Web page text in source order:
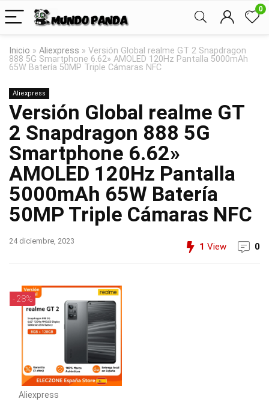
0
Inicio » Aliexpress » Versión Global realme GT 2 Snapdragon
888 5G Smartphone 6.62» AMOLED 120Hz Pantalla 5000mAh
65W Batería 50MP Triple Cámaras NFC
Aliexpress
Versión Global realme GT
2 Snapdragon 888 5G
Smartphone 6.62»
AMOLED 120Hz Pantalla
5000mAh 65W Batería
50MP Triple Cámaras NFC
24 diciembre, 2023
1 View 0
- 28%
Aliexpress